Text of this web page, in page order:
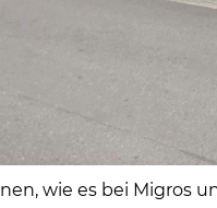
wie es bei Migros